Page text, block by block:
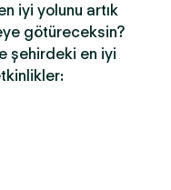
iyi yolunu artık
götüreceksin?
şehirdeki en iyi